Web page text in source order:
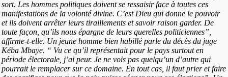
sort. Les hommes politiques doivent se ressaisir face à toutes ces
manifestations de la volonté divine. C’est Dieu qui donne le pouvoir
et ils doivent arrêter leurs tiraillements et savoir raison garder. De
toute façon, qu’ils nous épargne de leurs querelles politiciennes”,
affirme-t-elle. Un jeune homme bien habillé parle du décès du juge
Kéba Mbaye. “ Vu ce qu’il représentait pour le pays surtout en
période électorale, j’ai peur. Je ne vois pas quelqu’un d’autre qui
pourrait le remplacer sur ce domaine. En tout cas, il faut prier et faire